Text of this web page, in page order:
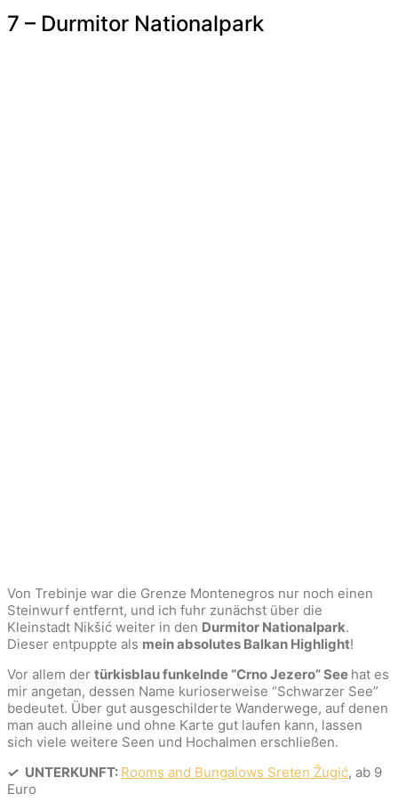
7 – Durmitor Nationalpark
Von Trebinje war die Grenze Montenegros nur noch einen
Steinwurf entfernt, und ich fuhr zunächst über die
Kleinstadt Nikšić weiter in den Durmitor Nationalpark.
Dieser entpuppte als mein absolutes Balkan Highlight!
Vor allem der türkisblau funkelnde “Crno Jezero” See hat es
mir angetan, dessen Name kurioserweise “Schwarzer See”
bedeutet. Über gut ausgeschilderte Wanderwege, auf denen
man auch alleine und ohne Karte gut laufen kann, lassen
sich viele weitere Seen und Hochalmen erschließen.
✓ UNTERKUNFT: Rooms and Bungalows Sreten Žugić, ab 9
Euro